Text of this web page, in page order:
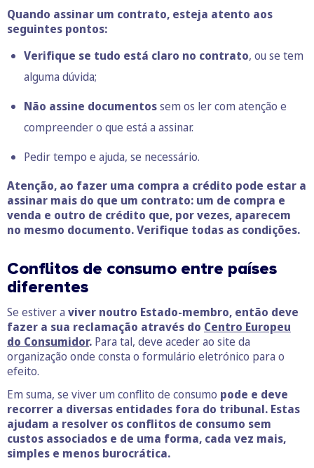
Quando assinar um contrato, esteja atento aos
seguintes pontos:
Verifique se tudo está claro no contrato, ou se tem
alguma dúvida;
Não assine documentossem os ler com atenção e
compreender o que está a assinar.
Pedir tempo e ajuda, se necessário.
Atenção, ao fazer uma compra a crédito pode estar a
assinar mais do que um contrato: um de compra e
venda e outro de crédito que, por vezes, aparecem
no mesmo documento. Verifique todas as condições.
Conflitos de consumo entre países
diferentes
Se estiver a viver noutro Estado-membro, então deve
fazer a sua reclamação através do Centro Europeu
do Consumidor. Para tal, deve aceder ao site da
organização onde consta o formulário eletrónico para o
efeito.
Em suma, se viver um conflito de consumo pode e deve
recorrer a diversas entidades fora do tribunal. Estas
ajudam a resolver os conflitos de consumo sem
custos associados e de uma forma, cada vez mais,
simples e menos burocrática.